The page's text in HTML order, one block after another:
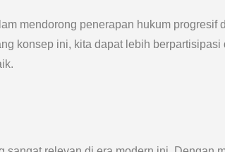
mendorong penerapan hukum progresif
konsep ini, kita dapat lebih berpartisipasi